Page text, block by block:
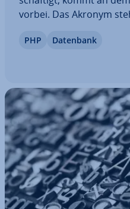
vorbei. Das Akronym
men, die stan­dard­mä­ßig die Grund­ba­sis zur Da­
PHP Datenbank